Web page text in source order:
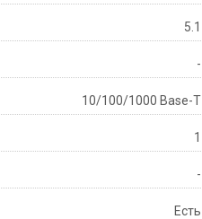
5.1
-
10/100/1000 Base-T
1
-
Есть